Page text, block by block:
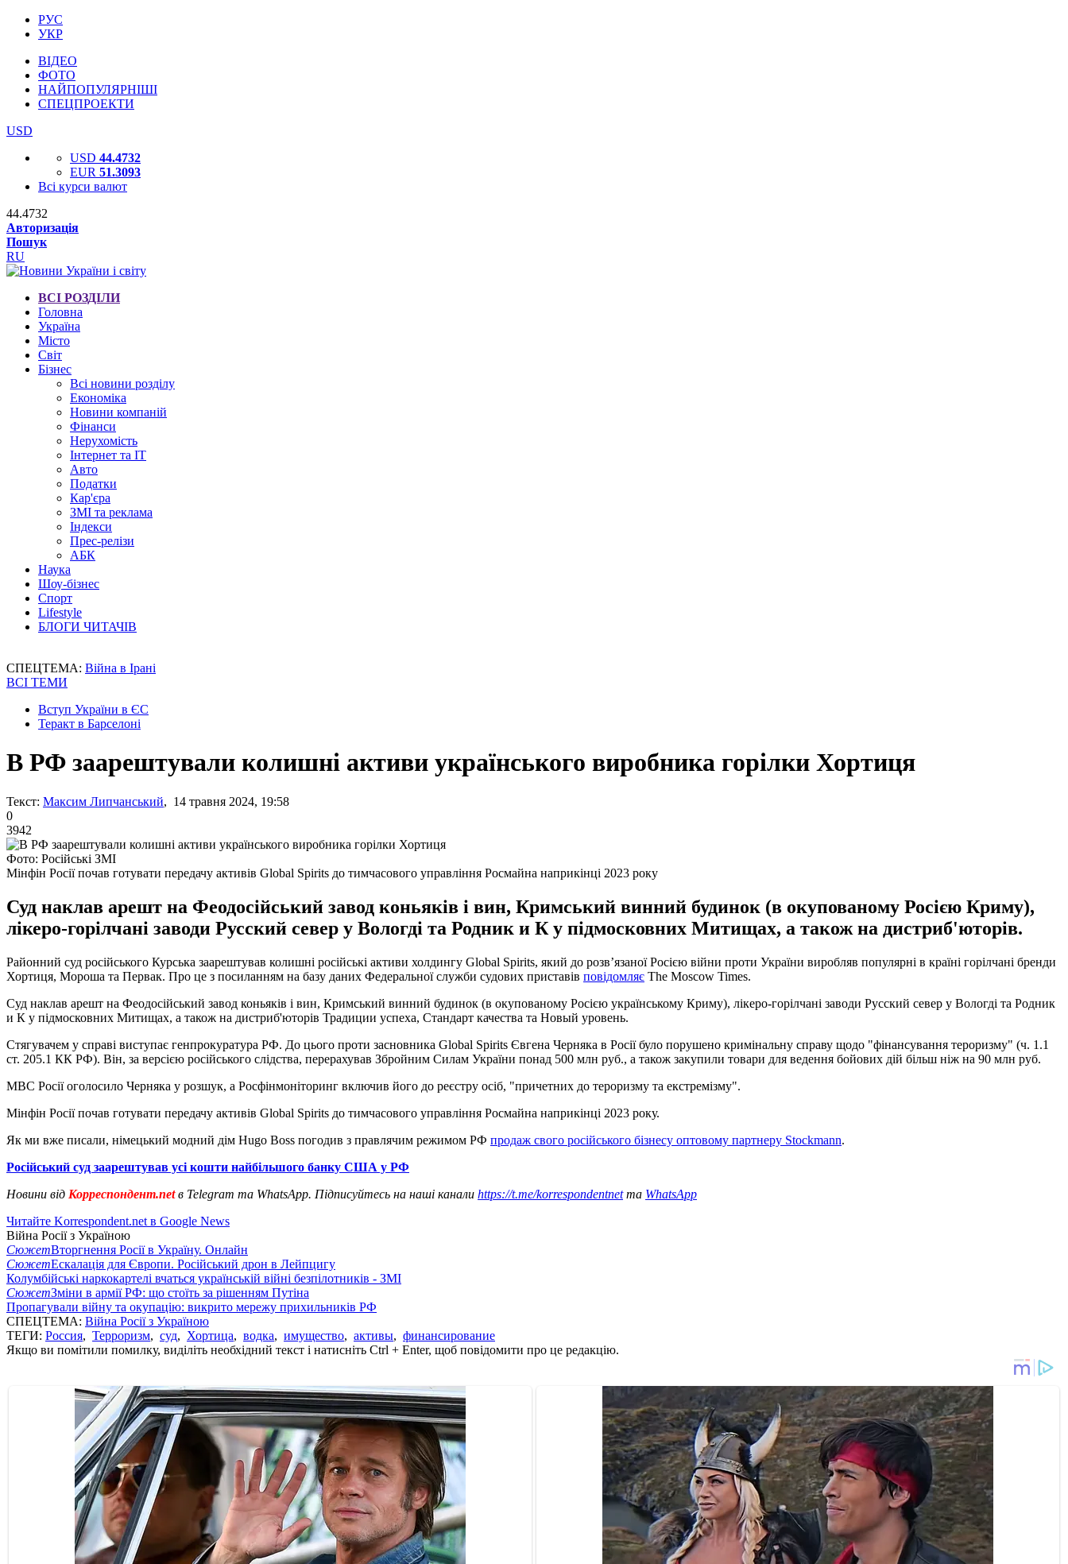
РУС
УКР
ВІДЕО
ФОТО
НАЙПОПУЛЯРНІШІ
СПЕЦПРОЕКТИ
USD
USD 44.4732
EUR 51.3093
Всі курси валют
44.4732
Авторизація
Пошук
RU
ВСІ РОЗДІЛИ
Головна
Україна
Місто
Світ
Бізнес
Всі новини розділу
Економіка
Новини компаній
Фінанси
Нерухомість
Інтернет та IT
Авто
Податки
Кар'єра
ЗМІ та реклама
Індекси
Прес-релізи
АБК
Наука
Шоу-бізнес
Спорт
Lifestyle
БЛОГИ ЧИТАЧІВ
СПЕЦТЕМА: Війна в Ірані
ВСІ ТЕМИ
Вступ України в ЄС
Теракт в Барселоні
В РФ заарештували колишні активи українського виробника горілки Хортиця
Текст: Максим Липчанський, 14 травня 2024, 19:58
0
3942
Фото: Російські ЗМІ
Мінфін Росії почав готувати передачу активів Global Spirits до тимчасового управління Росмайна наприкінці 2023 року
Суд наклав арешт на Феодосійський завод коньяків і вин, Кримський винний будинок (в окупованому Росією Криму),
лікеро-горілчані заводи Русский север у Вологді та Родник и К у підмосковних Митищах, а також на дистриб'юторів.
Районний суд російського Курська заарештував колишні російські активи холдингу Global Spirits, який до розв’язаної Росією війни проти України виробляв популярні в країні горілчані бренди
Хортиця, Мороша та Первак. Про це з посиланням на базу даних Федеральної служби судових приставів повідомляє The Moscow Times.
Суд наклав арешт на Феодосійський завод коньяків і вин, Кримський винний будинок (в окупованому Росією українському Криму), лікеро-горілчані заводи Русский север у Вологді та Родник
и К у підмосковних Митищах, а також на дистриб'юторів Традиции успеха, Стандарт качества та Новый уровень.
Стягувачем у справі виступає генпрокуратура РФ. До цього проти засновника Global Spirits Євгена Черняка в Росії було порушено кримінальну справу щодо "фінансування тероризму" (ч. 1.1
ст. 205.1 КК РФ). Він, за версією російського слідства, перерахував Збройним Силам України понад 500 млн руб., а також закупили товари для ведення бойових дій більш ніж на 90 млн руб.
МВС Росії оголосило Черняка у розшук, а Росфінмоніторинг включив його до реєстру осіб, "причетних до тероризму та екстремізму".
Мінфін Росії почав готувати передачу активів Global Spirits до тимчасового управління Росмайна наприкінці 2023 року.
Як ми вже писали, німецький модний дім Hugo Boss погодив з правлячим режимом РФ продаж свого російського бізнесу оптовому партнеру Stockmann.
Російський суд заарештував усі кошти найбільшого банку США у РФ
Новини від Корреспондент.netв Telegram та WhatsApp. Підписуйтесь на наші канали https://t.me/korrespondentnetта WhatsApp
Читайте Korrespondent.net в Google News
Війна Росії з Україною
СюжетВторгнення Росії в Україну. Онлайн
СюжетЕскалація для Європи. Російський дрон в Лейпцигу
Колумбійські наркокартелі вчаться українській війні безпілотників - ЗМІ
СюжетЗміни в армії РФ: що стоїть за рішенням Путіна
Пропагували війну та окупацію: викрито мережу прихильників РФ
СПЕЦТЕМА: Війна Росії з Україною
ТЕГИ: Россия, Терроризм, суд, Хортица, водка, имущество, активы, финансирование
Якщо ви помітили помилку, виділіть необхідний текст і натисніть Ctrl + Enter, щоб повідомити про це редакцію.